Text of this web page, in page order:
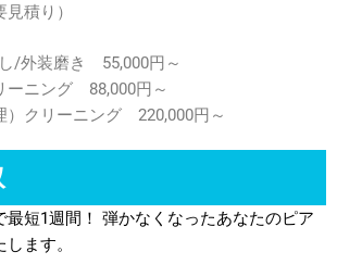
積り）
/外装磨き 55,000円～
ーニング 88,000円～
）クリーニング 220,000円～
最短1週間！ 弾かなくなったあなたのピア
ます。